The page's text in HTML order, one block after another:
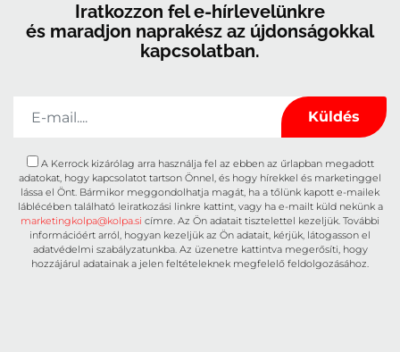
Iratkozzon fel e-hírlevelünkre
és maradjon naprakész az újdonságokkal
kapcsolatban.
A Kerrock kizárólag arra használja fel az ebben az űrlapban megadott
adatokat, hogy kapcsolatot tartson Önnel, és hogy hírekkel és marketinggel
lássa el Önt. Bármikor meggondolhatja magát, ha a tőlünk kapott e-mailek
láblécében található leiratkozási linkre kattint, vagy ha e-mailt küld nekünk a
marketingkolpa@kolpa.si címre. Az Ön adatait tisztelettel kezeljük. További
információért arról, hogyan kezeljük az Ön adatait, kérjük, látogasson el
adatvédelmi szabályzatunkba. Az üzenetre kattintva megerősíti, hogy
hozzájárul adatainak a jelen feltételeknek megfelelő feldolgozásához.